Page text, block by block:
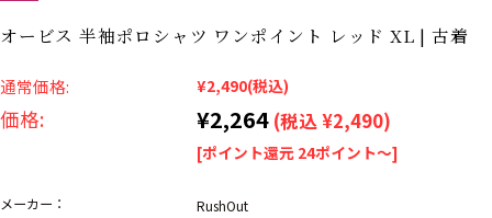
アディダス ナイキ
サ行
タ行
ナ行
オービス 半袖ポロシャツ ワンポイント レッド XL | 古着
通常価格: ¥2,490(税込)
価格: ¥2,264 (税込 ¥2,490)
[ポイント還元 24ポイント～]
メーカー：
RushOut